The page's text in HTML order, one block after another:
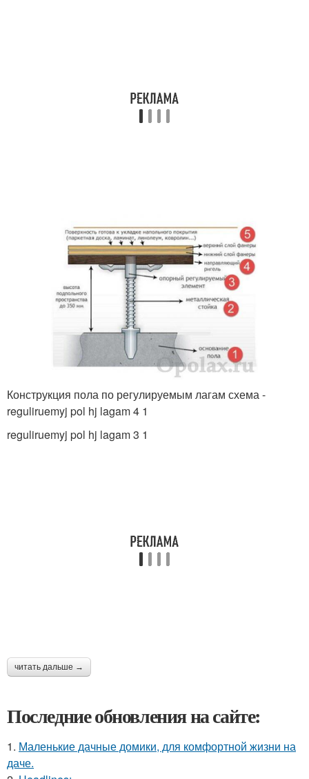
Конструкция пола по регулируемым лагам схема -
reguliruemyj pol hj lagam 4 1
reguliruemyj pol hj lagam 3 1
читать дальше →
Последние обновления на сайте:
1. Маленькие дачные домики, для комфортной жизни на
даче.